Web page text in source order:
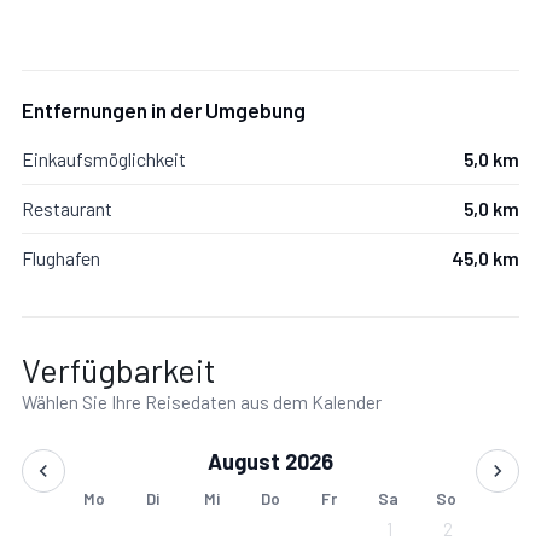
1 Badezimmer mit Dusche, Waschbecken & WC
SAT-TV & WLAN
Entfernungen in der Umgebung
Einkaufsmöglichkeit 5,0 km
Restaurant 5,0 km
Flughafen 45,0 km
Verfügbarkeit
Wählen Sie Ihre Reisedaten aus dem Kalender
August 2026
Mo Di Mi Do Fr Sa So
1
2